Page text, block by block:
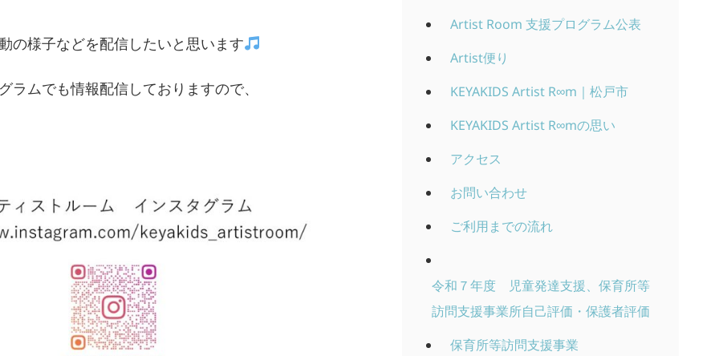
の様子などを配信したいと思います
ムでも情報配信しておりますので、
Artist Room 支援プログラム公表
Artist便り
KEYAKIDS Artist R∞m｜松戸市
KEYAKIDS Artist R∞mの思い
アクセス
お問い合わせ
ご利用までの流れ
令和７年度 児童発達支援、保育所等
訪問支援事業所自己評価・保護者評価
保育所等訪問支援事業